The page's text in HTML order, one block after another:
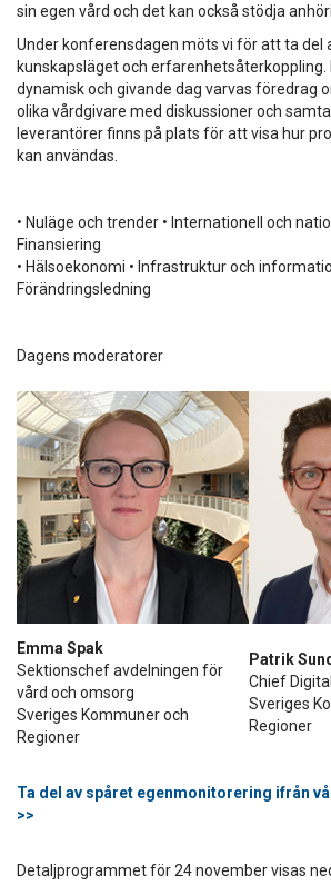
sin egen vård och det kan också stödja
Under konferensdagen möts vi för att ta del
kunskapsläget och erfarenhetsåterkoppling.
dynamisk och givande dag varvas föredrag
olika vårdgivare med diskussioner och
leverantörer finns på plats för att visa hur
kan användas.
• Nuläge och trender • Internationell och
Finansiering
• Hälsoekonomi • Infrastruktur och
Förändringsledning
Dagens moderatorer
Emma Spak
Sektionschef avdelningen för
vård och omsorg
Sveriges Kommuner och
Regioner
Patrik
Chief
Sveriges
Regioner
Ta del av spåret egenmonitorering ifrån
>>
Detaljprogrammet för 24 november visas